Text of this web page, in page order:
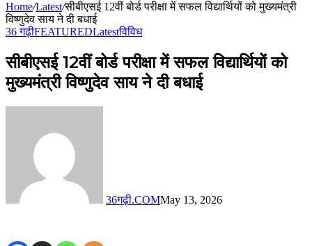
Home/Latest/सीबीएसई 12वीं बोर्ड परीक्षा में सफल विद्यार्थियों को मुख्यमंत्री
विष्णुदेव साय ने दी बधाई
36 गढ़ीFEATUREDLatestविविध
सीबीएसई 12वीं बोर्ड परीक्षा में सफल विद्यार्थियों को
मुख्यमंत्री विष्णुदेव साय ने दी बधाई
36गढ़ी.COMMay 13, 2026